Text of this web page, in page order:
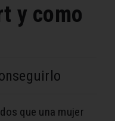
y como
que una mujer